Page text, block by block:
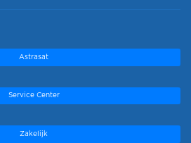
Astrasat
Service Center
Zakelijk